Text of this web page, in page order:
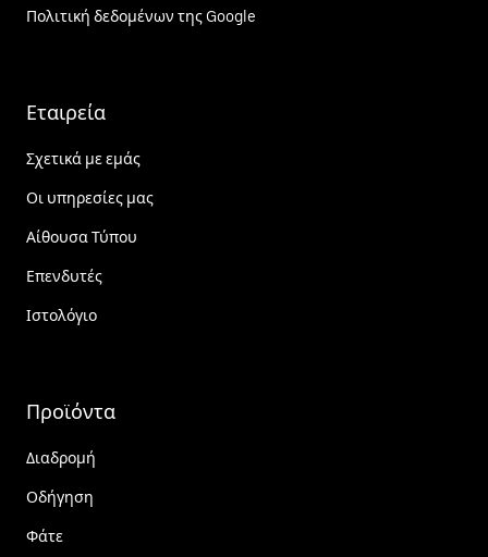
Πολιτική δεδομένων της Google
Εταιρεία
Σχετικά με εμάς
Οι υπηρεσίες μας
Αίθουσα Τύπου
Επενδυτές
Ιστολόγιο
Προϊόντα
Διαδρομή
Οδήγηση
Φάτε